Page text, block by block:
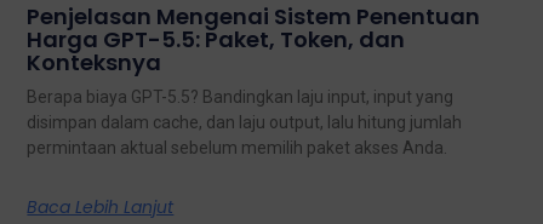
Penjelasan Mengenai Sistem Penentuan
Harga GPT-5.5: Paket, Token, dan
Konteksnya
Berapa biaya GPT-5.5? Bandingkan laju input, input yang
disimpan dalam cache, dan laju output, lalu hitung jumlah
permintaan aktual sebelum memilih paket akses Anda.
Baca Lebih Lanjut